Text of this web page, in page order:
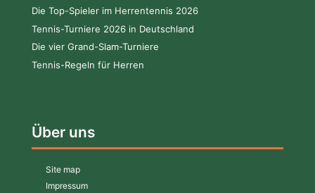
Die Top-Spieler im Herrentennis 2026
Tennis-Turniere 2026 in Deutschland
Die vier Grand-Slam-Turniere
Tennis-Regeln für Herren
Über uns
Site map
Impressum